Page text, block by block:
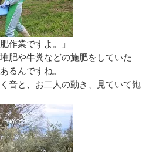
作業ですよ。」
肥や牛糞などの施肥をしていた
るんですね。
音と、お二人の動き、見ていて飽